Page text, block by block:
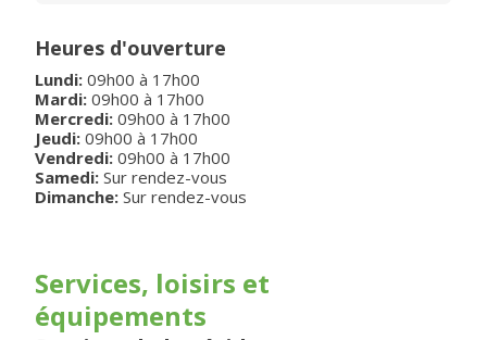
Heures d'ouverture
Lundi: 09h00 à 17h00
Mardi: 09h00 à 17h00
Mercredi: 09h00 à 17h00
Jeudi: 09h00 à 17h00
Vendredi: 09h00 à 17h00
Samedi: Sur rendez-vous
Dimanche: Sur rendez-vous
Services, loisirs et
équipements